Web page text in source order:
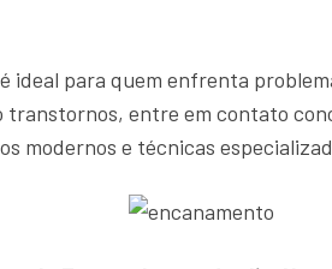
ideal para quem enfrenta
entre em contato
modernos e técnicas